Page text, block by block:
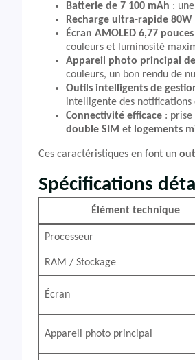
Batterie de 7 100 mAh :
Recharge ultra-rapide 80W
Écran AMOLED 6,77 pouces
couleurs et luminosité
Appareil photo principal
couleurs, un bon rendu de
Outils intelligents de
intelligente des notifications
Connectivité efficace : prise
double SIM et logements
Ces caractéristiques en font un
Spécifications
Élément technique
Processeur
RAM / Stockage
Écran
Appareil photo principal